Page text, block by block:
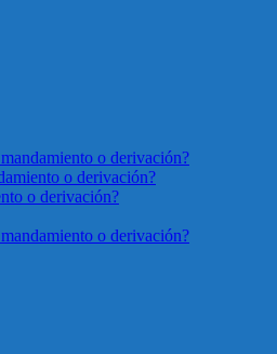
o derivación?
o derivación?
o derivación?
o derivación?